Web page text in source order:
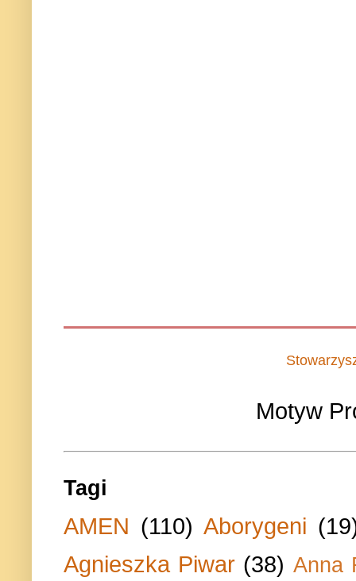
Motyw
Tagi
AMEN (110) Aborygeni
Agnieszka Piwar (38) Anna